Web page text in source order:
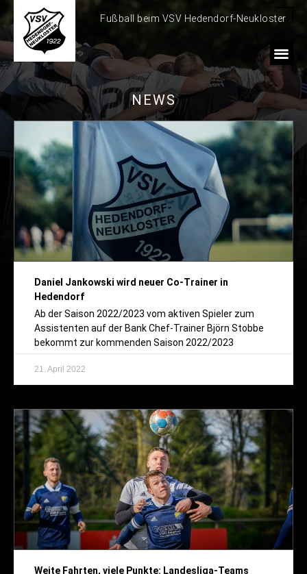
Fußball beim VSV Hedendorf-Neukloster
NEWS
Daniel Jankowski wird neuer Co-Trainer in
Hedendorf
Ab der Saison 2022/2023 vom aktiven Spieler zum
Assistenten auf der Bank Chef-Trainer Björn Stobbe
bekommt zur kommenden Saison 2022/2023
21. April 2022
Weite Fahrten, viele Punkte: Landesliga-Teams